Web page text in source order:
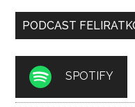
PODCAST
SPOTIFY